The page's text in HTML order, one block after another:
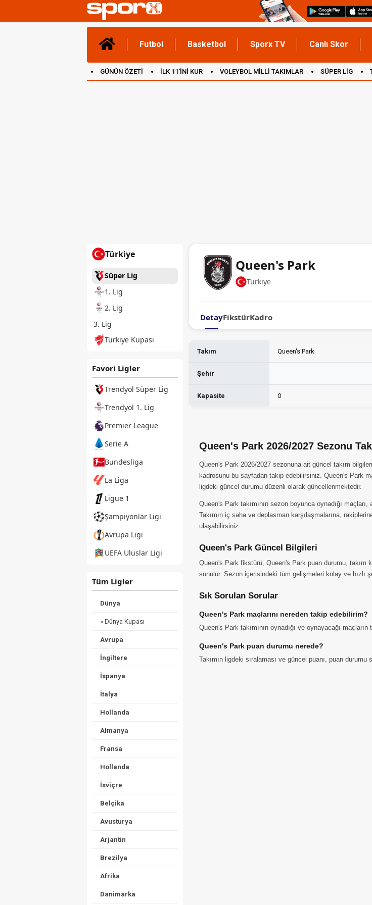
Futbol Basketbol Sporx TV Canlı Skor
GÜNÜN ÖZETİ İLK 11'İNİ KUR VOLEYBOL MİLLİ TAKIMLAR SÜPER LİG
Türkiye
Süper Lig
1. Lig
2. Lig
3. Lig
Türkiye Kupası
Favori Ligler
Trendyol Süper Lig
Trendyol 1. Lig
Premier League
Serie A
Bundesliga
La Liga
Ligue 1
Şampiyonlar Ligi
Avrupa Ligi
UEFA Uluslar Ligi
Tüm Ligler
Dünya
» Dünya Kupası
Avrupa
İngiltere
İspanya
İtalya
Hollanda
Almanya
Fransa
Hollanda
İsviçre
Belçika
Avusturya
Arjantin
Brezilya
Afrika
Danimarka
Queen's Park
Türkiye
DetayFikstürKadro
Takım Queen's Park
Şehir
Kapasite 0
Queen's Park 2026/2027 Sezonu
Queen's Park 2026/2027 sezonuna ait güncel takım
kadrosunu bu sayfadan takip edebilirsiniz. Queen's Park
ligdeki güncel durumu düzenli olarak güncellenmektedir.
Queen's Park takımının sezon boyunca oynadığı
Takımın iç saha ve deplasman karşılaşmalarına,
ulaşabilirsiniz.
Queen's Park Güncel Bilgileri
Queen's Park fikstürü, Queen's Park puan durumu, takım
sunulur. Sezon içerisindeki tüm gelişmeleri kolay ve hızlı
Sık Sorulan Sorular
Queen's Park maçlarını nereden takip edebilirim?
Queen's Park takımının oynadığı ve oynayacağı
Queen's Park puan durumu nerede?
Takımın ligdeki sıralaması ve güncel puanı, puan durumu